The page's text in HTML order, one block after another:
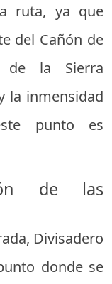
ruta, ya que
del Cañón de
de la Sierra
la inmensidad
punto es
de las
Divisadero
donde se